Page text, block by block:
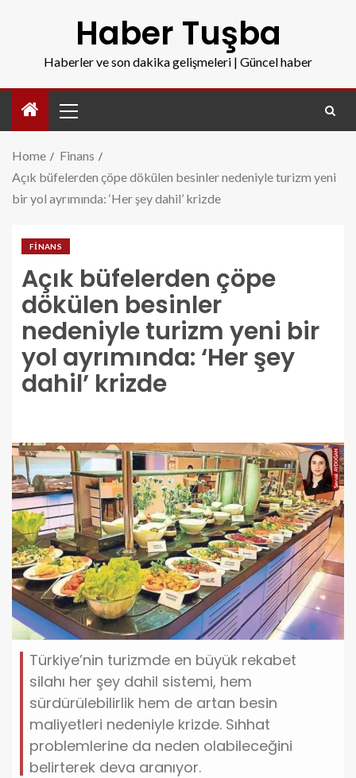
Haber Tuşba
Haberler ve son dakika gelişmeleri | Güncel haber
Home
Finans
Açık büfelerden çöpe dökülen besinler nedeniyle turizm yeni
bir yol ayrımında: ‘Her şey dahil’ krizde
FINANS
Açık büfelerden çöpe
dökülen besinler
nedeniyle turizm yeni bir
yol ayrımında: ‘Her şey
dahil’ krizde
Türkiye’nin turizmde en büyük rekabet
silahı her şey dahil sistemi, hem
sürdürülebilirlik hem de artan besin
maliyetleri nedeniyle krizde. Sıhhat
problemlerine da neden olabileceğini
belirterek deva aranıyor.